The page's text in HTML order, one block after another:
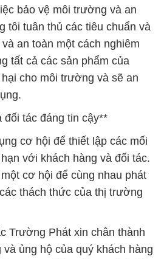
bảo vệ môi trường và an
tôi tuân thủ các tiêu chuẩn và
an toàn một cách nghiêm
tất cả các sản phẩm của
cho môi trường và sẽ an
tác đáng tin cậy**
cơ hội để thiết lập các mối
với khách hàng và đối tác.
cơ hội để cùng nhau phát
thách thức của thị trường
Trường Phát xin chân thành
ủng hộ của quý khách hàng